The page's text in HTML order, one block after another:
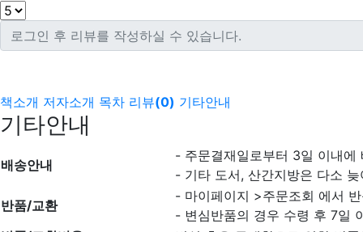
책소개 저자소개 목차 리뷰(0) 기타안내
기타안내
배송안내
- 주문결재일로부터 3일 이내에
- 기타 도서, 산간지방은 다소
반품/교환
- 마이페이지 >주문조회 에서
- 변심반품의 경우 수령 후 7일